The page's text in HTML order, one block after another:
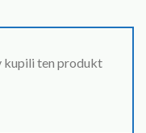
kupili ten produkt